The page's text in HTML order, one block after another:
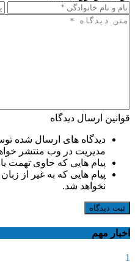
قوانین ارسال دیدگاه
دیدگاه های ارسال شده
مدیریت در وب منتشر
پیام هایی که حاوی تهمت
پیام هایی که به غیر از
نخواهد شد.
ثبت دیدگاه
اخبار مهم
1